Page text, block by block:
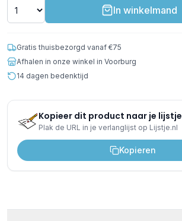
In winkelmand
Gratis thuisbezorgd vanaf €75
Afhalen in onze winkel in Voorburg
14 dagen bedenktijd
Kopieer dit product naar je lijstje
Plak de URL in je verlanglijst op Lijstje.nl
Kopieren